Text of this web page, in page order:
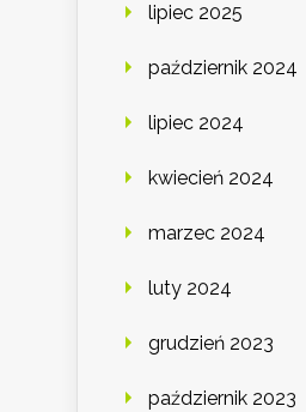
lipiec 2025
październik 2024
lipiec 2024
kwiecień 2024
marzec 2024
luty 2024
grudzień 2023
październik 2023